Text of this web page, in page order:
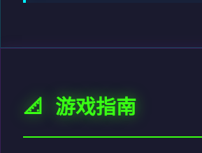
📐 游戏指南